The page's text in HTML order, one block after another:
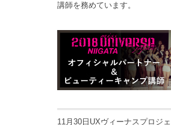
講師を務めています。
11月30日UXヴィーナスプロジ